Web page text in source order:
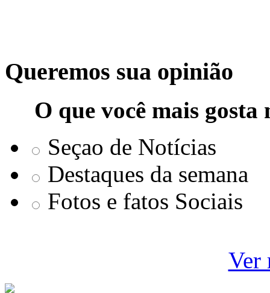
Queremos sua opinião
O que você mais
Seçao de Notícias
Destaques da semana
Fotos e fatos Sociais
Ver